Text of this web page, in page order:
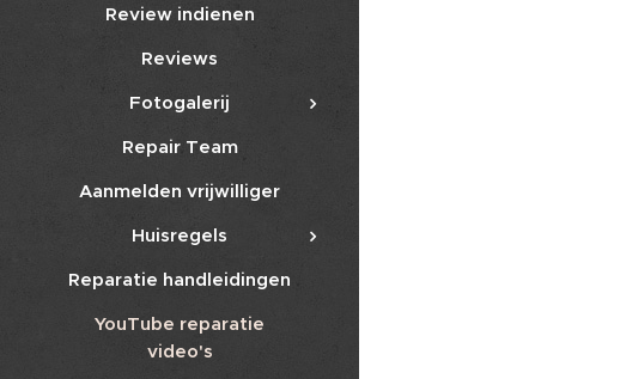
Review indienen
Reviews
Fotogalerij
Repair Team
Aanmelden vrijwilliger
Huisregels
Reparatie handleidingen
YouTube reparatie
video's